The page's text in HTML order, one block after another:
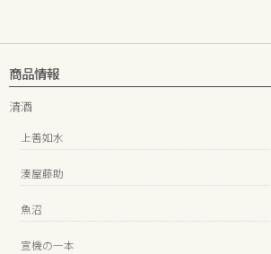
商品情報
清酒
上善如水
湊屋藤助
魚沼
宣機の一本